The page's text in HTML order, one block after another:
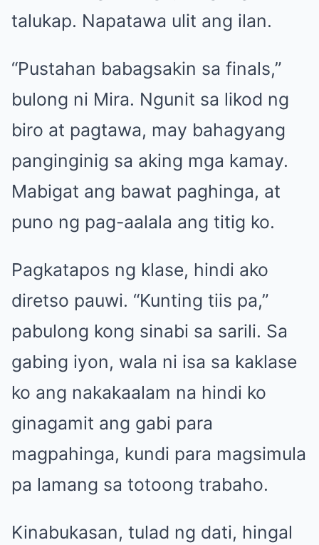
talukap. Napatawa ulit ang ilan.
“Pustahan babagsakin sa finals,”
bulong ni Mira. Ngunit sa likod ng
biro at pagtawa, may bahagyang
panginginig sa aking mga kamay.
Mabigat ang bawat paghinga, at
puno ng pag-aalala ang titig ko.
Pagkatapos ng klase, hindi ako
diretso pauwi. “Kunting tiis pa,”
pabulong kong sinabi sa sarili. Sa
gabing iyon, wala ni isa sa kaklase
ko ang nakakaalam na hindi ko
ginagamit ang gabi para
magpahinga, kundi para magsimula
pa lamang sa totoong trabaho.
Kinabukasan, tulad ng dati, hingal